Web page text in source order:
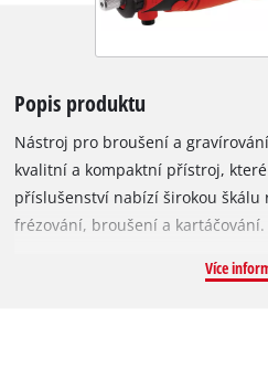
Popis produktu
Nástroj pro broušení a gravírování
kvalitní a kompaktní přístroj,
příslušenství nabízí širokou
frézování, broušení a
regulace otáček zajišťuje jemný
Více